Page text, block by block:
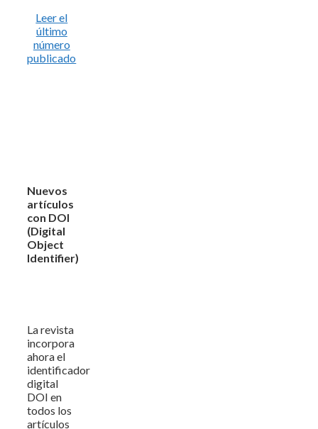
Leer el
último
número
publicado
Nuevos
artículos
con DOI
(Digital
Object
Identifier)
La revista
incorpora
ahora el
identificador
digital
DOI en
todos los
artículos